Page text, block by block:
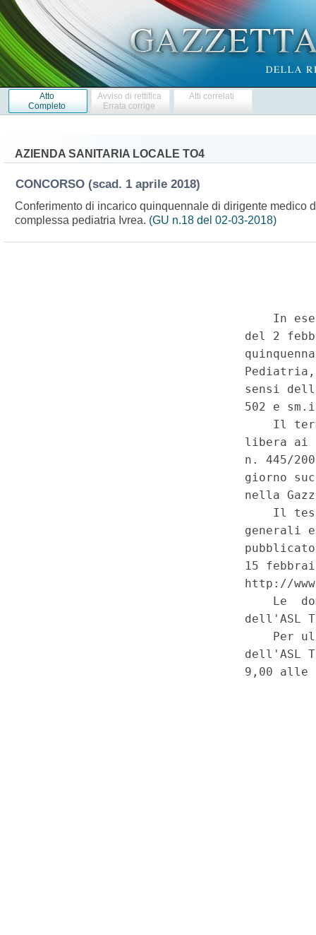
Atto
Completo
Avviso di rettifica
Errata corrige
Atti correlati
AZIENDA SANITARIA LOCALE TO4
CONCORSO (scad. 1 aprile 2018)
Conferimento di incarico quinquennale di dirigente medico
complessa pediatria Ivrea. (GU n.18 del 02-03-2018)